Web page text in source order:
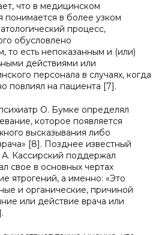
что в медицинском
понимается в более узком
процесс,
обусловлено
то есть непоказанным и (или)
действиями или
персонала в случаях, когда
повлиял на пациента [7].
О. Бумке определял
которое появляется
высказывания либо
[8]. Позднее известный
Кассирский поддержал
свое в основных чертах
ятрогений, а именно: «Это
и органические, причиной
или действие врача или